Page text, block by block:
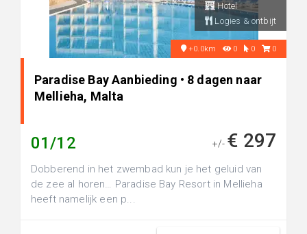
Hotel
Logies & ontbijt
+0.0km 0 0 0
Paradise Bay Aanbieding • 8 dagen naar
Mellieha, Malta
01/12 +/- € 297
Dobberend in het zwembad kun je het geluid van
de zee al horen… Paradise Bay Resort in Mellieha
heeft namelijk een p...